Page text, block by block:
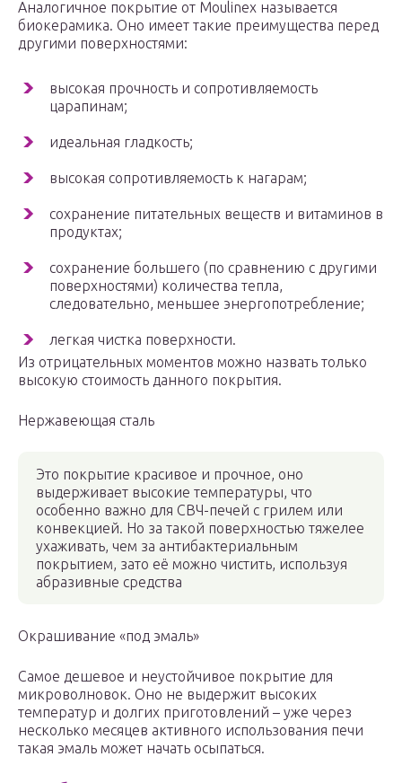
Аналогичное покрытие от Moulinex называется
биокерамика. Оно имеет такие преимущества перед
другими поверхностями:
высокая прочность и сопротивляемость
царапинам;
идеальная гладкость;
высокая сопротивляемость к нагарам;
сохранение питательных веществ и витаминов в
продуктах;
сохранение большего (по сравнению с другими
поверхностями) количества тепла,
следовательно, меньшее энергопотребление;
легкая чистка поверхности.
Из отрицательных моментов можно назвать только
высокую стоимость данного покрытия.
Нержавеющая сталь
Это покрытие красивое и прочное, оно
выдерживает высокие температуры, что
особенно важно для СВЧ-печей с грилем или
конвекцией. Но за такой поверхностью тяжелее
ухаживать, чем за антибактериальным
покрытием, зато её можно чистить, используя
абразивные средства
Окрашивание «под эмаль»
Самое дешевое и неустойчивое покрытие для
микроволновок. Оно не выдержит высоких
температур и долгих приготовлений – уже через
несколько месяцев активного использования печи
такая эмаль может начать осыпаться.